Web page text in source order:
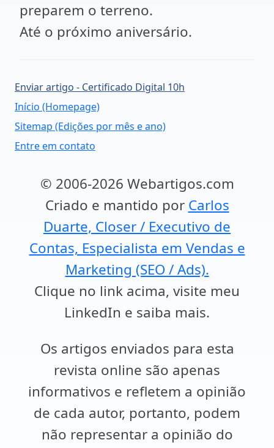
preparem o terreno.
Até o próximo aniversário.
Enviar artigo - Certificado Digital 10h
Início (Homepage)
Sitemap (Edições por mês e ano)
Entre em contato
© 2006-2026 Webartigos.com
Criado e mantido por Carlos
Duarte, Closer / Executivo de
Contas, Especialista em Vendas e
Marketing (SEO / Ads).
Clique no link acima, visite meu
LinkedIn e saiba mais.
Os artigos enviados para esta
revista online são apenas
informativos e refletem a opinião
de cada autor, portanto, podem
não representar a opinião do